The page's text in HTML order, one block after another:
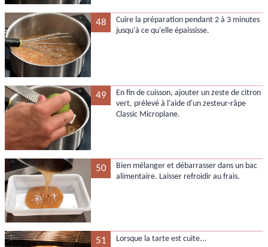
48
Cuire la préparation pendant 2 à 3 minutes
jusqu'à ce qu'elle épaississe.
49
En fin de cuisson, ajouter un zeste de citron
vert, prélevé à l'aide d'un zesteur-râpe
Classic Microplane.
50
Bien mélanger et débarrasser dans un bac
alimentaire. Laisser refroidir au frais.
51 Lorsque la tarte est cuite...